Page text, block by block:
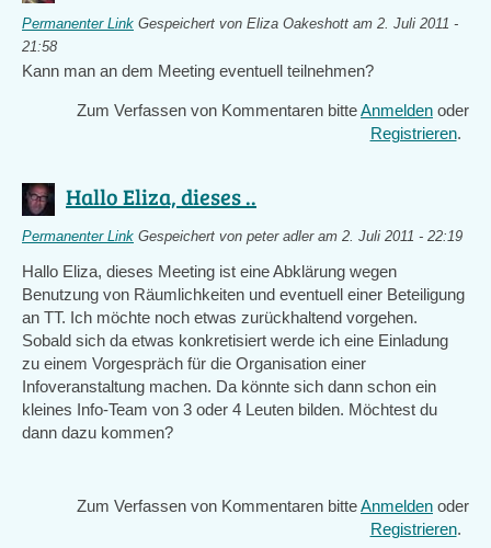
Permanenter Link Gespeichert von Eliza Oakeshott am 2. Juli 2011 -
21:58
Kann man an dem Meeting eventuell teilnehmen?
Zum Verfassen von Kommentaren bitteAnmelden oder
Registrieren.
Hallo Eliza, dieses ..
Permanenter Link Gespeichert von peter adleram 2. Juli 2011 - 22:19
Hallo Eliza, dieses Meeting ist eine Abklärung wegen
Benutzung von Räumlichkeiten und eventuell einer Beteiligung
an TT. Ich möchte noch etwas zurückhaltend vorgehen.
Sobald sich da etwas konkretisiert werde ich eine Einladung
zu einem Vorgespräch für die Organisation einer
Infoveranstaltung machen. Da könnte sich dann schon ein
kleines Info-Team von 3 oder 4 Leuten bilden. Möchtest du
dann dazu kommen?
Zum Verfassen von Kommentaren bitteAnmelden oder
Registrieren.